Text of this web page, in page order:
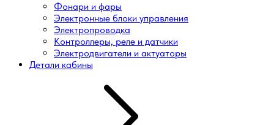
Фонари и фары
Электронные блоки управления
Электропроводка
Контроллеры, реле и датчики
Электродвигатели и актуаторы
Детали кабины